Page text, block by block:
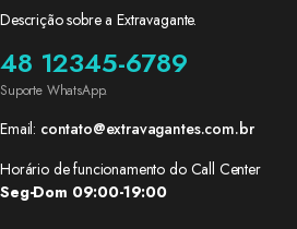
Descrição sobre a Extravagante.
48 12345-6789
Suporte WhatsApp.
Email: contato@extravagantes.com.br
Horário de funcionamento do Call Center
Seg-Dom 09:00-19:00